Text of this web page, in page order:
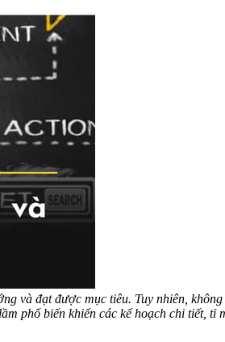
và đạt được mục tiêu. Tuy nhiên,
phổ biến khiến các kế hoạch chi tiết, tỉ